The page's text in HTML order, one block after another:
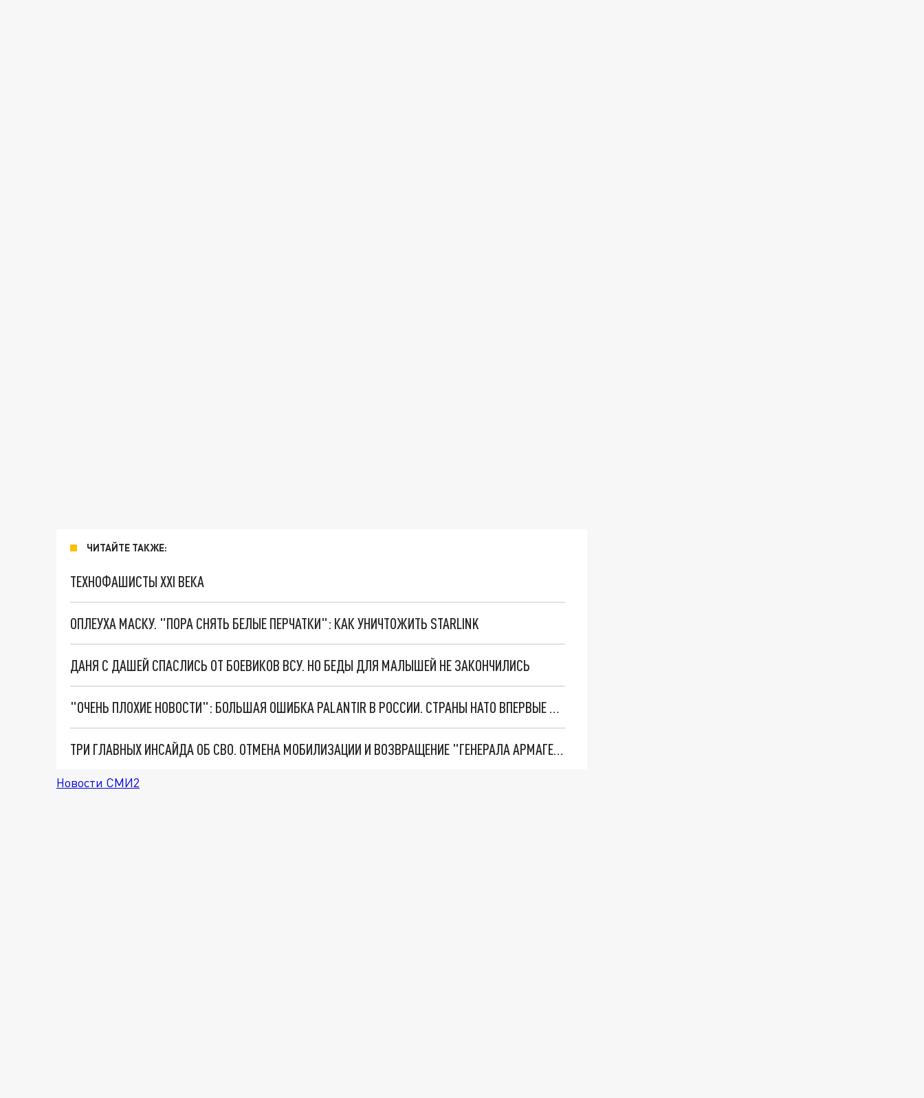
ЧИТАЙТЕ ТАКЖЕ:
ТЕХНОФАШИСТЫ XXI ВЕКА
ОПЛЕУХА МАСКУ. "ПОРА СНЯТЬ БЕЛЫЕ ПЕРЧАТКИ": КАК УНИЧТОЖИТЬ STARLINK
ДАНЯ С ДАШЕЙ СПАСЛИСЬ ОТ БОЕВИКОВ ВСУ. НО БЕДЫ ДЛЯ МАЛЫШЕЙ НЕ ЗАКОНЧИЛИСЬ
"ОЧЕНЬ ПЛОХИЕ НОВОСТИ": БОЛЬШАЯ ОШИБКА PALANTIR В РОССИИ. СТРАНЫ НАТО ВПЕРВЫЕ ЗА СВО ОСТАНОВИЛИ ПОСТАВКИ ОРУЖИЯ. ВСУ ТЕРЯЮТ ПРИГРАНИЧЬЕ?
ТРИ ГЛАВНЫХ ИНСАЙДА ОБ СВО. ОТМЕНА МОБИЛИЗАЦИИ И ВОЗВРАЩЕНИЕ "ГЕНЕРАЛА АРМАГЕДДОНА"? ОТЛИЧНЫЕ НОВОСТИ, КОТОРЫЕ ЖДАЛИ ВСЕ
Новости СМИ2